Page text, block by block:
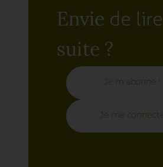
long du ruisseau.
Envie de
suite ?
Je m'abonne !
Je me